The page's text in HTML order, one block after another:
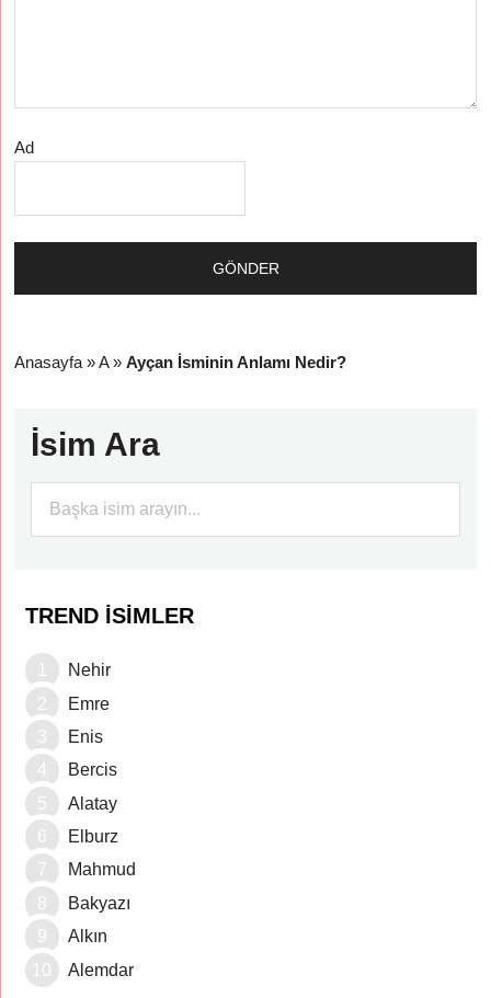
Ad
Anasayfa »A»Ayçan İsminin Anlamı Nedir?
İsim Ara
TREND İSIMLER
Nehir
Emre
Enis
Bercis
Alatay
Elburz
Mahmud
Bakyazı
Alkın
Alemdar